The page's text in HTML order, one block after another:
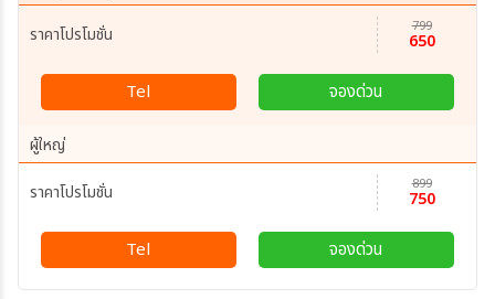
ราคาโปรโมชั่น 799
650
Tel จองด่วน
ผู้ใหญ่
ราคาโปรโมชั่น 899
750
Tel จองด่วน